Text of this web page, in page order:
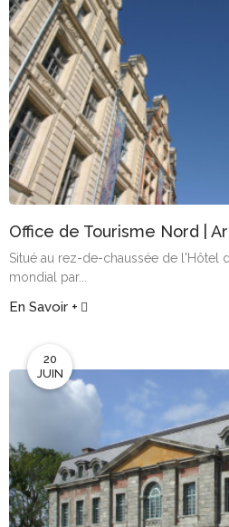
Office de Tourisme Nord |
Situé au rez-de-chaussée de l'Hôtel
mondial par...
En Savoir +
20
JUIN